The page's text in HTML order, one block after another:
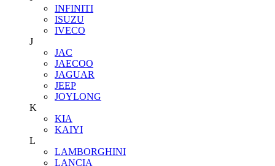
INFINITI
ISUZU
IVECO
J
JAC
JAECOO
JAGUAR
JEEP
JOYLONG
K
KIA
KAIYI
L
LAMBORGHINI
LANCIA